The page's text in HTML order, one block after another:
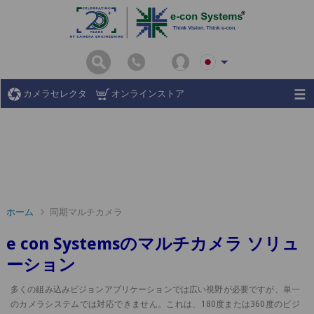
カメラセレクタ オンラインストア
ホーム 同期マルチカメラ
e con Systemsのマルチカメラ ソリュ
ーション
多くの組み込みビジョンアプリケーションでは広い視野が必要ですが、単一
のカメラシステムでは対応できません。これは、180度または360度のビジ